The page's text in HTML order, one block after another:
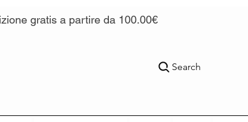
gratis a partire da 100.00€
Search